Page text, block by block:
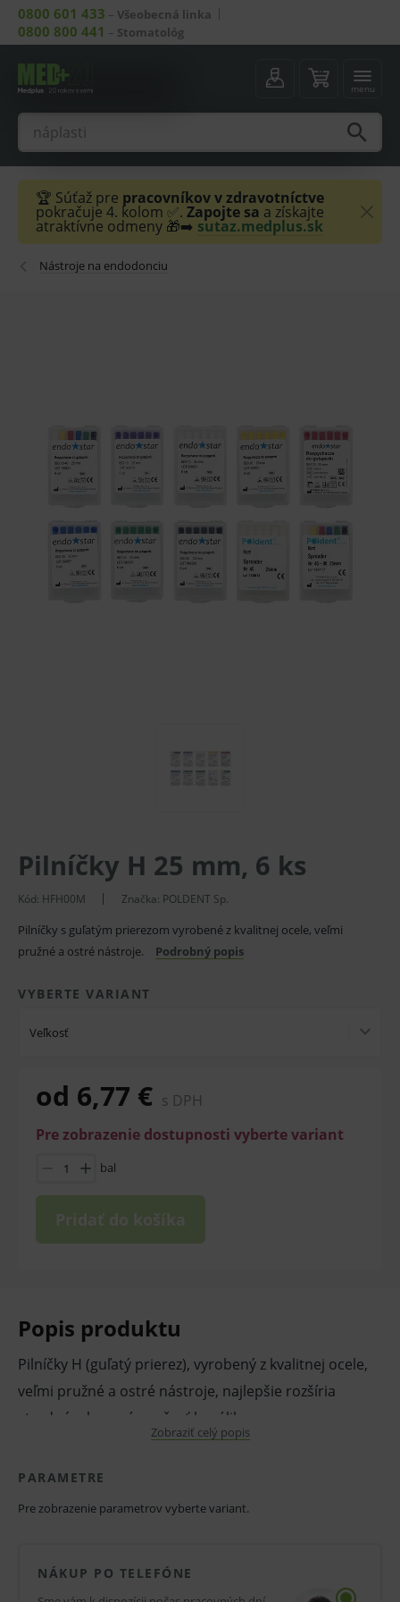
0800 601 433 – Všeobecná linka
0800 800 441 – Stomatológ
menu
🏆 Súťaž pre pracovníkov v zdravotníctve
pokračuje 4. kolom ✅. Zapojte sa a získajte
atraktívne odmeny 🎁➡️ sutaz.medplus.sk
Nástroje na endodonciu
Pilníčky H 25 mm, 6 ks
Kód: HFH00M Značka: POLDENT Sp.
Pilníčky s guľatým prierezom vyrobené z kvalitnej ocele, veľmi
pružné a ostré nástroje.
Podrobný popis
VYBERTE VARIANT
Veľkosť
od 6,77 € s DPH
Pre zobrazenie dostupnosti vyberte variant
bal
Pridať do košíka
Popis produktu
Pilníčky H (guľatý prierez), vyrobený z kvalitnej ocele,
veľmi pružné a ostré nástroje, najlepšie rozšíria
strednú a koronárnu časť kanáliku.
tovaru nie je z dôvodu ochrany zdravia alebo
Zobraziť celý popis
PARAMETRE
Pre zobrazenie parametrov vyberte variant.
NÁKUP PO TELEFÓNE